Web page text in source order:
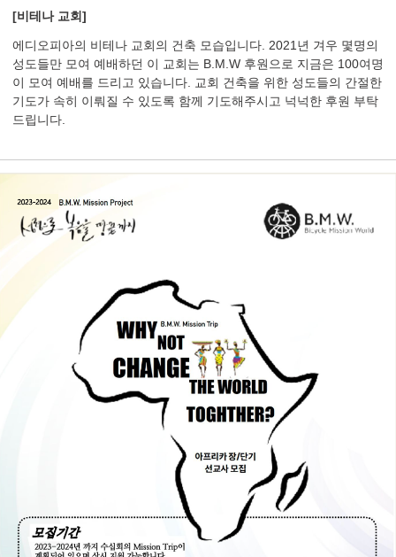
[비테나 교회]
에디오피아의 비테나 교회의 건축 모습입니다. 2021년 겨우 몇명의
성도들만 모여 예배하던 이 교회는 B.M.W 후원으로 지금은 100여명
이 모여 예배를 드리고 있습니다. 교회 건축을 위한 성도들의 간절한
기도가 속히 이뤄질 수 있도록 함께 기도해주시고 넉넉한 후원 부탁
드립니다.